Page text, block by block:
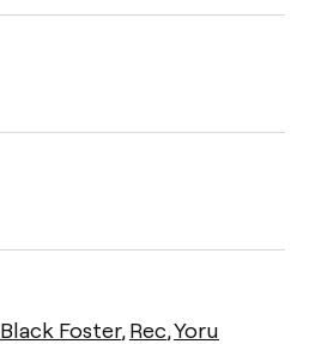
Black Foster,Rec,Yoru